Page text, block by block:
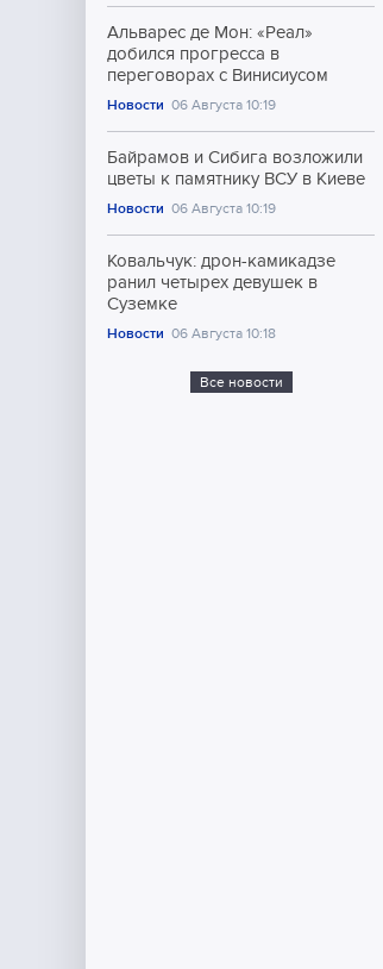
Альварес де Мон: «Реал»
добился прогресса в
переговорах с Винисиусом
Новости 06 Августа 10:19
Байрамов и Сибига возложили
цветы к памятнику ВСУ в Киеве
Новости 06 Августа 10:19
Ковальчук: дрон-камикадзе
ранил четырех девушек в
Суземке
Новости 06 Августа 10:18
Все новости